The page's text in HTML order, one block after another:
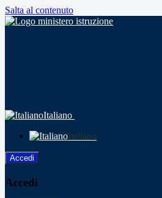
Salta al contenuto
Italiano
Italiano
Accedi
Accedi